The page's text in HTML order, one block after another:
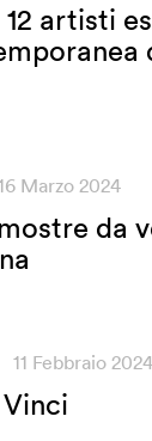
artisti
Marzo 2024
da
11 Febbraio 2024